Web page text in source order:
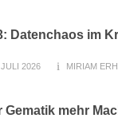
Datenchaos im
2026 MIRIAM
Gematik mehr